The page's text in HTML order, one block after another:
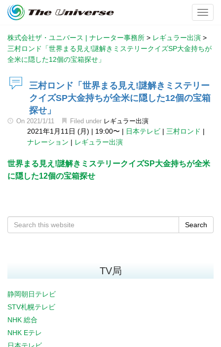
株式会社ザ・ユニバース | ナレーター事務所 > レギュラー出演 >
三村ロンド「世界まる見え!謎解きミステリークイズSP大金持ちが
全米に隠した12個の宝箱探せ」
三村ロンド「世界まる見え!謎解きミステリー
クイズSP大金持ちが全米に隠した12個の宝箱
探せ」
On 2021/1/11 Filed under レギュラー出演
2021年1月11日 (月) | 19:00〜 | 日本テレビ | 三村ロンド |
ナレーション | レギュラー出演
世界まる見え!謎解きミステリークイズSP大金持ちが全米
に隠した12個の宝箱探せ
Search
TV局
静岡朝日テレビ
STV札幌テレビ
NHK 総合
NHK Eテレ